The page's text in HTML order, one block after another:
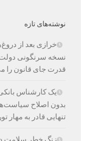
نوشته‌های تازه
خرازی بعد از
نسخه سرنگونی دولت
قدرت جای قانون را
یک کارشناس بانکی
بدون اصلاح
تنهایی قادر به مهار